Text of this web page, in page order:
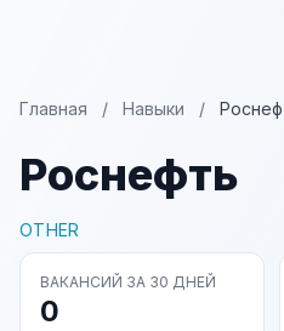
Главная / Навыки /
Роснефть
OTHER
ВАКАНСИЙ ЗА 30 ДНЕЙ
0